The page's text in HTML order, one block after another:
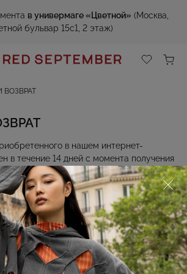
в универмаге «Цветной» (Москва,
бульвар 15с1, 2 этаж)
ВОЗВРАТ
в нашем интернет-
в течение 14 дней с момента получения
возврата являются:
использования изделия
кассового чека и оригинальной
заявление (скачать заявление) и